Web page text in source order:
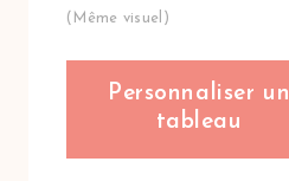
(Même visuel)
Personnaliser un
tableau